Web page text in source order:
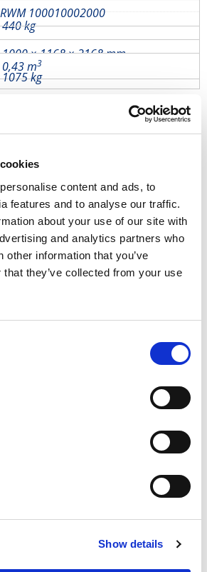
content and ads, to
features and to analyse our traffic.
about your use of our site with
and analytics partners who
other information that you’ve
they’ve collected from your use
Show details
RWM 100010002000
440 kg
1000 × 1168 × 2168 mm
0,43 m3
1075 kg
verktyg=produktion i hög volym
frakt
lager
produkter
av stödmursform
100×50
€450,00
av hög kvalitet
intensiv användning